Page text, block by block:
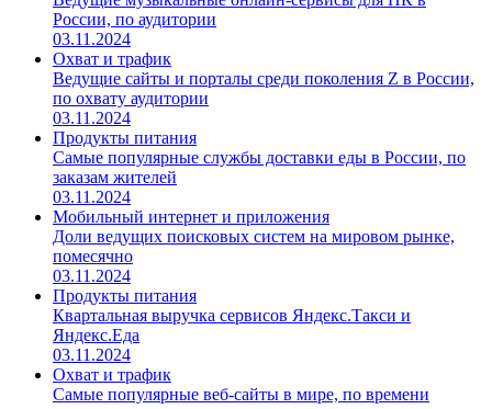
России, по аудитории
03.11.2024
Охват и трафик
Ведущие сайты и порталы среди поколения Z в России,
по охвату аудитории
03.11.2024
Продукты питания
Самые популярные службы доставки еды в России, по
заказам жителей
03.11.2024
Мобильный интернет и приложения
Доли ведущих поисковых систем на мировом рынке,
помесячно
03.11.2024
Продукты питания
Квартальная выручка сервисов Яндекс.Такси и
Яндекс.Еда
03.11.2024
Охват и трафик
Самые популярные веб-сайты в мире, по времени